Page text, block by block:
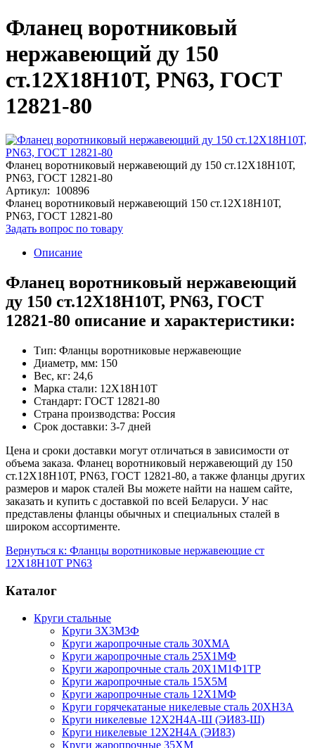
Фланец воротниковый
нержавеющий ду 150
ст.12Х18Н10Т, PN63, ГОСТ
12821-80
Фланец воротниковый нержавеющий ду 150 ст.12Х18Н10Т,
PN63, ГОСТ 12821-80
Артикул: 100896
Фланец воротниковый нержавеющий 150 ст.12Х18Н10Т,
PN63, ГОСТ 12821-80
Задать вопрос по товару
Описание
Фланец воротниковый нержавеющий
ду 150 ст.12Х18Н10Т, PN63, ГОСТ
12821-80 описание и характеристики:
Тип: Фланцы воротниковые нержавеющие
Диаметр, мм: 150
Вес, кг: 24,6
Марка стали: 12Х18Н10Т
Стандарт: ГОСТ 12821-80
Страна производства: Россия
Срок доставки: 3-7 дней
Цена и сроки доставки могут отличаться в зависимости от
объема заказа. Фланец воротниковый нержавеющий ду 150
ст.12Х18Н10Т, PN63, ГОСТ 12821-80, а также фланцы других
размеров и марок сталей Вы можете найти на нашем сайте,
заказать и купить с доставкой по всей Беларуси. У нас
представлены фланцы обычных и специальных сталей в
широком ассортименте.
Вернуться к: Фланцы воротниковые нержавеющие ст
12Х18Н10Т PN63
Каталог
Круги стальные
Круги 3Х3М3Ф
Круги жаропрочные сталь 30ХМА
Круги жаропрочные сталь 25Х1МФ
Круги жаропрочные сталь 20Х1М1Ф1ТР
Круги жаропрочные сталь 15Х5М
Круги жаропрочные сталь 12Х1МФ
Круги горячекатаные никелевые сталь 20ХН3А
Круги никелевые 12Х2Н4А-Ш (ЭИ83-Ш)
Круги никелевые 12Х2Н4А (ЭИ83)
Круги жаропрочные 35ХМ